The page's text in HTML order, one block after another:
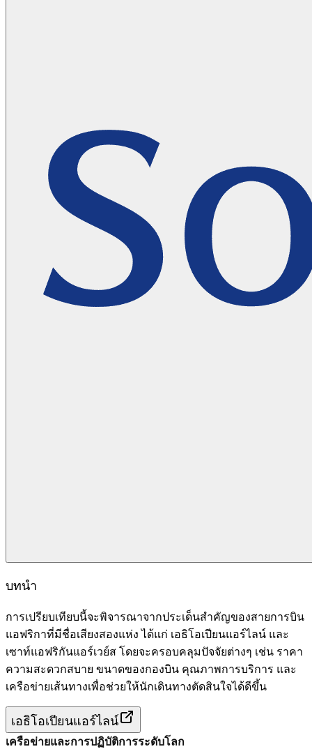
บทนำ
การเปรียบเทียบนี้จะพิจารณาจากประเด็นสำคัญของสายการบิน
แอฟริกาที่มีชื่อเสียงสองแห่ง ได้แก่ เอธิโอเปียนแอร์ไลน์ และ
เซาท์แอฟริกันแอร์เวย์ส โดยจะครอบคลุมปัจจัยต่างๆ เช่น ราคา
ความสะดวกสบาย ขนาดของกองบิน คุณภาพการบริการ และ
เครือข่ายเส้นทางเพื่อช่วยให้นักเดินทางตัดสินใจได้ดีขึ้น
เอธิโอเปียนแอร์ไลน์
เครือข่ายและการปฏิบัติการระดับโลก